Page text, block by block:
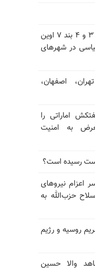
حمله گارد زندان به سالنهای ۳ و ۴ بند ۷ اوین
در شهرهای
اصفهان،
اماراتی را
به امنیت
رسیده است؟
اعزام نیروهای
حزب‌الله به
روسیه و رژیم
والا حسین